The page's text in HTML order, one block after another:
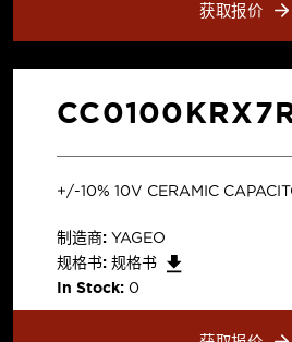
获取报价
+/-10% 10V CERAMIC
制造商: YAGEO
规格书: 规格书
In Stock: 0